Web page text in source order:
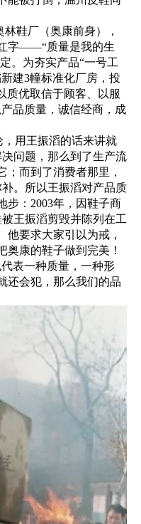
鞋厂（奥康前身），
字——“质量是我的生
。为夯实产品“一号工
建3幢标准化厂房，投
质优取信于顾客、以服
品质量，诚信经商，成
，用王振滔的话来讲就
问题，那么到了生产流
；而到了消费者那里，
。所以王振滔对产品质
步：2003年，因鞋子商
王振滔剪毁并陈列在工
他要求大家引以为戒，
奥康的鞋子做到完美！
表一种质量，一种形
还会犯，那么我们的品